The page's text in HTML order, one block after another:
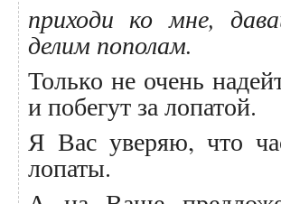
приходи ко мне,
делим пополам.
Только не очень
и побегут за лопатой.
Я Вас уверяю, что
лопаты.